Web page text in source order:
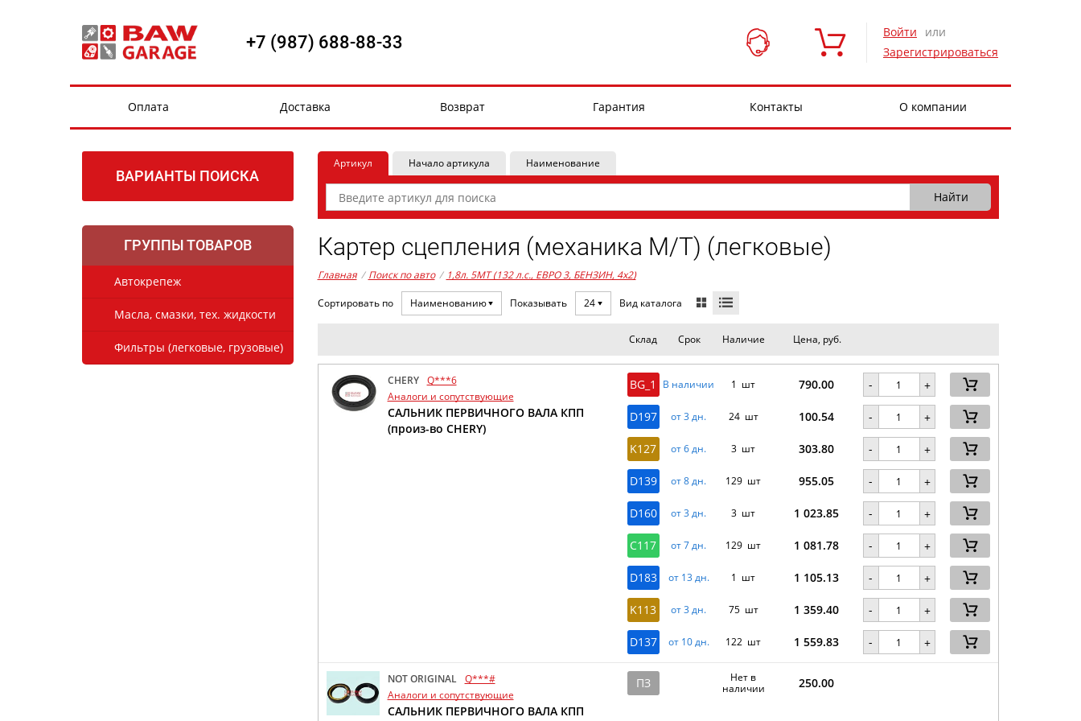
+7 (987) 688-88-33 Войти
или
Зарегистрироваться
Оплата Доставка Возврат Гарантия Контакты О компании
ВАРИАНТЫ ПОИСКА
ГРУППЫ ТОВАРОВ
Автокрепеж
Масла, смазки, тех. жидкости
Фильтры (легковые, грузовые)
Артикул Начало артикула Наименование
Картер сцепления (механика М/Т) (легковые)
Главная / Поиск по авто / 1,8л. 5MT (132 л.с., ЕВРО 3, БЕНЗИН, 4x2)
Сортировать по Наименованию Показывать 24 Вид каталога
Склад Срок Наличие Цена, руб.
CHERY
Q***6
Аналоги и сопутствующие
САЛЬНИК ПЕРВИЧНОГО ВАЛА КПП
(произ-во CHERY)
BG_1 В наличии 1 шт 790.00 - +
D197 от 3 дн. 24 шт 100.54 - +
K127 от 6 дн. 3 шт 303.80 - +
D139 от 8 дн. 129 шт 955.05 - +
D160 от 3 дн. 3 шт 1 023.85 - +
C117 от 7 дн. 129 шт 1 081.78 - +
D183 от 13 дн. 1 шт 1 105.13 - +
K113 от 3 дн. 75 шт 1 359.40 - +
D137 от 10 дн. 122 шт 1 559.83 - +
NOT ORIGINAL
Q***#
Аналоги и сопутствующие
САЛЬНИК ПЕРВИЧНОГО ВАЛА КПП
ПЗ
Нет в
наличии
250.00